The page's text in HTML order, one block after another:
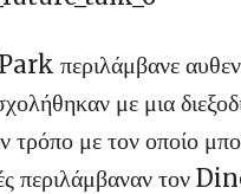
περιλάμβανε
με μια
τρόπο με τον οποίο
περιλάμβαναν τον